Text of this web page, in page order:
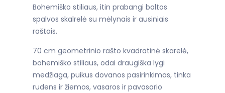
Bohemiško stiliaus, itin prabangi baltos
spalvos skalrelė su mėlynais ir ausiniais
raštais.
70 cm geometrinio rašto kvadratinė skarelė,
bohemiško stiliaus, odai draugiška lygi
medžiaga, puikus dovanos pasirinkimas, tinka
rudens ir žiemos, vasaros ir pavasario